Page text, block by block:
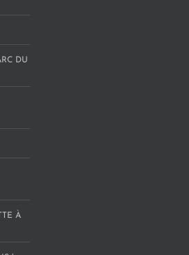
DU
À